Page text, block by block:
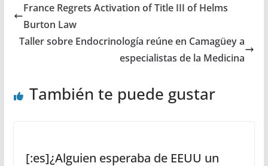
France Regrets Activation of Title III of Helms
Burton Law
Taller sobre Endocrinología reúne en Camagüey a
especialistas de la Medicina
También te puede gustar
[:es]¿Alguien esperaba de EEUU un